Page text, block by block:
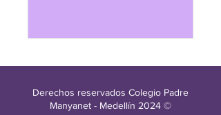
Derechos reservados Colegio Padre
Manyanet - Medellín 2024 ©